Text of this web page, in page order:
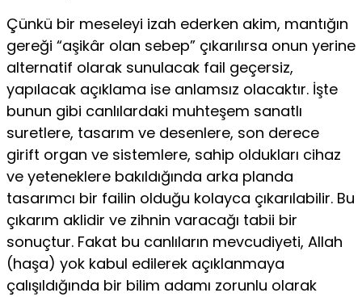
Çünkü bir meseleyi izah ederken akim, mantığın
gereği “aşikâr olan sebep” çıkarılırsa onun yerine
alternatif olarak sunulacak fail geçersiz,
yapılacak açıklama ise anlamsız olacaktır. İşte
bunun gibi canlılardaki muhteşem sanatlı
suretlere, tasarım ve desenlere, son derece
girift organ ve sistemlere, sahip oldukları cihaz
ve yeteneklere bakıldığında arka planda
tasarımcı bir failin olduğu kolayca çıkarılabilir. Bu
çıkarım aklidir ve zihnin varacağı tabii bir
sonuçtur. Fakat bu canlıların mevcudiyeti, Allah
(haşa) yok kabul edilerek açıklanmaya
çalışıldığında bir bilim adamı zorunlu olarak